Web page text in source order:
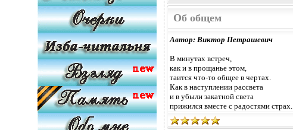
Об общем
Автор: Виктор Петрашевич
В минутах встреч,
как и в прощанье этом,
таится что-то общее в чертах.
Как в наступлении рассвета
и в убыли закатной света
прижился вместе с радостями страх.